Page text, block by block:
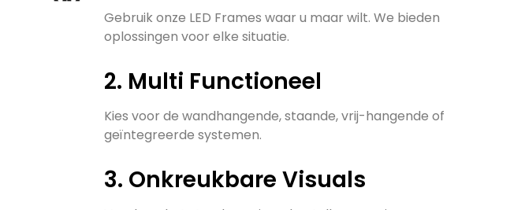
Gebruik onze LED Frames waar u maar wilt. We bieden
oplossingen voor elke situatie.
2. Multi Functioneel
Kies voor de wandhangende, staande, vrij-hangende of
geïntegreerde systemen.
3. Onkreukbare Visuals